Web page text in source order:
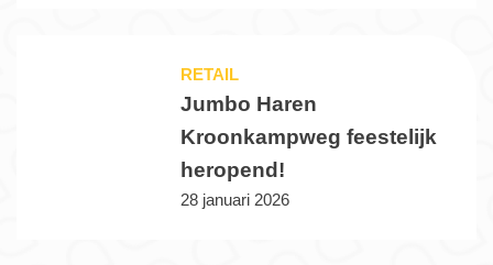
RETAIL
Jumbo Haren
Kroonkampweg feestelijk
heropend!
28 januari 2026